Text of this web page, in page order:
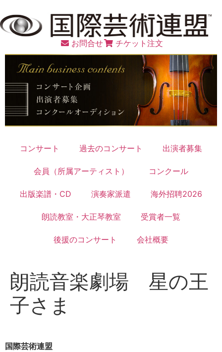
お問合せ チケット注文
コンサート 過去のコンサート 出演者募集
会員（所属アーティスト） コンクール
出版楽譜・CD 演奏家派遣 海外招聘2026
朗読教室・大正琴教室 受賞者一覧
後援のコンサート 会社概要
朗読音楽劇場 星の王
子さま
国際芸術連盟